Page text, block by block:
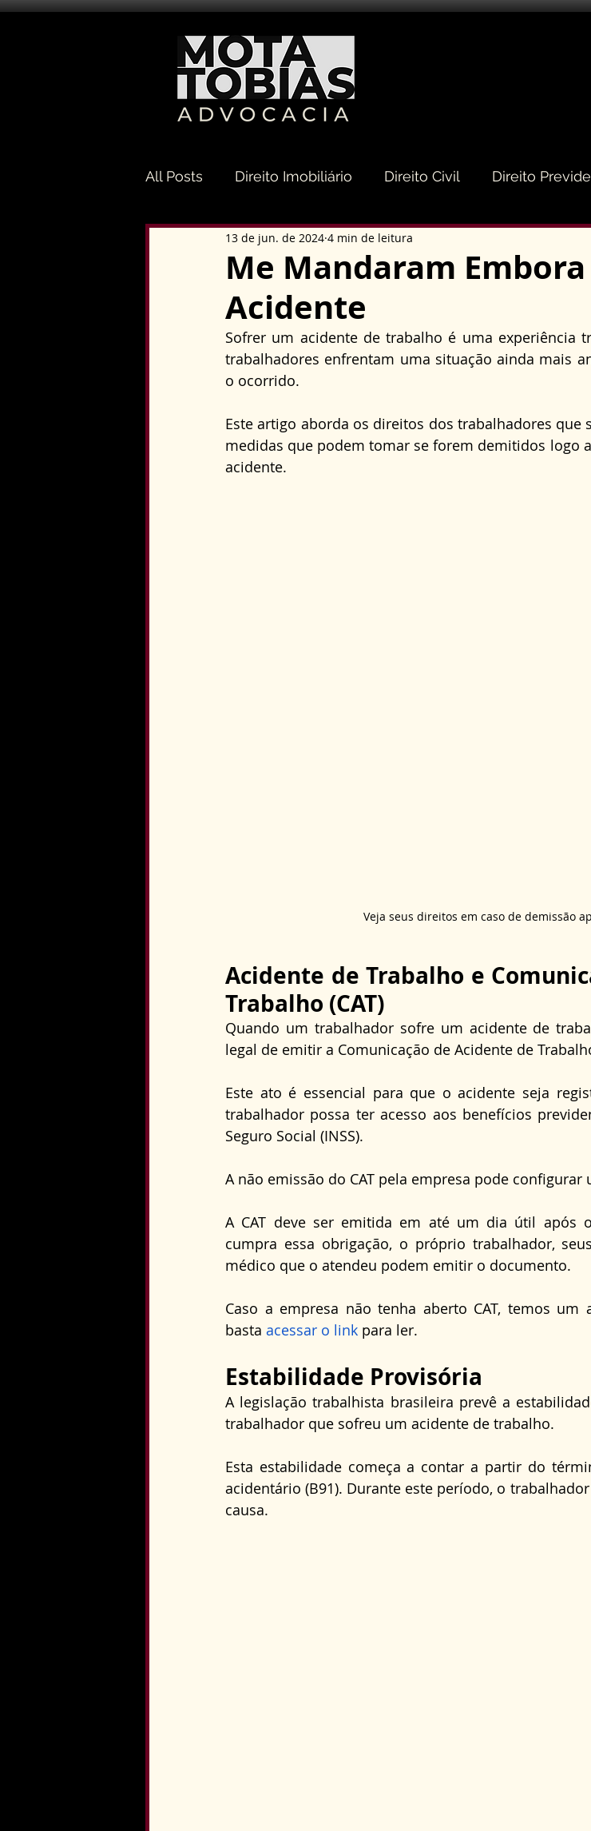
All Posts Direito Imobiliário Direito Civil Direito
Direito Sucessório Direito do Consumidor
Direito Tributário Direito Empresarial e Societário
Direito Constitucional Direito Administrativo Direito
Me Mandaram
Acidente
13 de jun. de 2024 4 min de leitura
Sofrer um acidente de trabalho é uma experiência
trabalhadores enfrentam uma situação ainda mais
o ocorrido.
Este artigo aborda os direitos dos trabalhadores que
medidas que podem tomar se forem demitidos logo
acidente.
Veja seus direitos em caso de demissão
Acidente de Trabalho e
Trabalho (CAT)
Quando um trabalhador sofre um acidente de
legal de emitir a Comunicação de Acidente de
Este ato é essencial para que o acidente seja
trabalhador possa ter acesso aos benefícios
Seguro Social (INSS).
A não emissão do CAT pela empresa pode
A CAT deve ser emitida em até um dia útil após
cumpra essa obrigação, o próprio trabalhador,
médico que o atendeu podem emitir o documento.
Caso a empresa não tenha aberto CAT, temos um
basta acessar o link para ler.
Estabilidade Provisória
A legislação trabalhista brasileira prevê a
trabalhador que sofreu um acidente de trabalho.
Esta estabilidade começa a contar a partir do
acidentário (B91). Durante este período, o
causa.